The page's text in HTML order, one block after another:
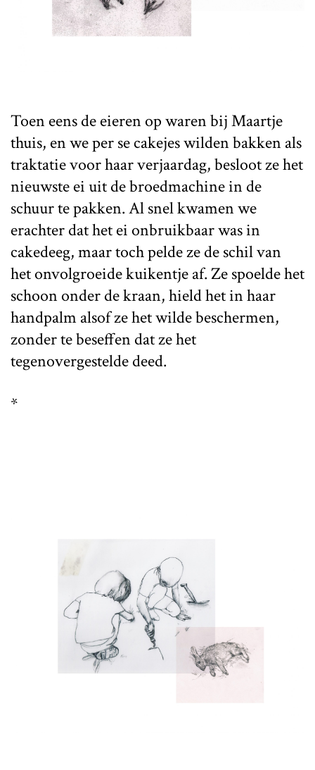
Toen eens de eieren op waren bij Maartje
thuis, en we per se cakejes wilden bakken als
traktatie voor haar verjaardag, besloot ze het
nieuwste ei uit de broedmachine in de
schuur te pakken. Al snel kwamen we
erachter dat het ei onbruikbaar was in
cakedeeg, maar toch pelde ze de schil van
het onvolgroeide kuikentje af. Ze spoelde het
schoon onder de kraan, hield het in haar
handpalm alsof ze het wilde beschermen,
zonder te beseffen dat ze het
tegenovergestelde deed.
*